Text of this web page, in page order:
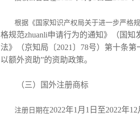
根据《国家知识产权局关于进一步严格规
格规范zhuanli申请行为的通知》（国
法》（京知局〔2021〕78号）第十条
以额外资助”的资助政策。
（三）国外注册商标
注册日期在2022年1月1日至2022年